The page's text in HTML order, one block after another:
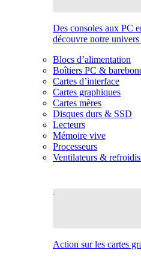
Des consoles aux PC
découvre notre
Blocs d’alimentation
Boîtiers PC &
Cartes d’interface
Cartes graphiques
Cartes mères
Disques durs & SSD
Lecteurs
Mémoire vive
Processeurs
Ventilateurs &
Action sur les cartes